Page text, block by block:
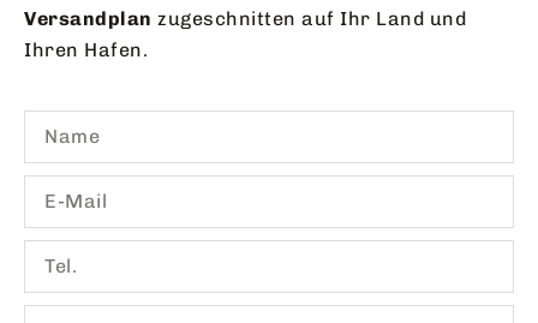
Versandplan zugeschnitten auf Ihr Land und
Ihren Hafen.